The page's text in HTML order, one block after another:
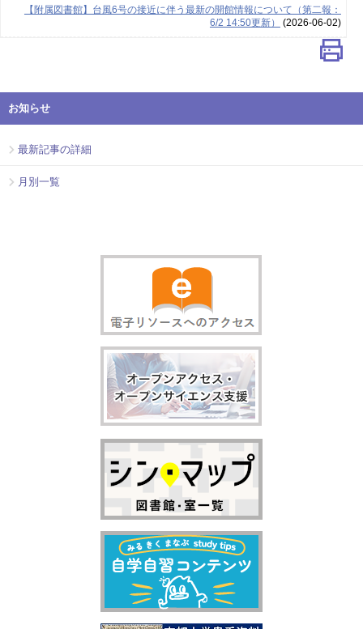
【附属図書館】台風6号の接近に伴う最新の開館情報について（第二報：
6/2 14:50更新）
(2026-06-02)
お知らせ
最新記事の詳細
月別一覧